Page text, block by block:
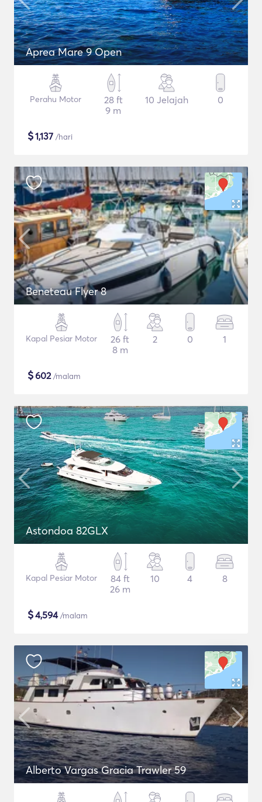
Aprea Mare 9 Open
Perahu Motor
28 ft
9 m
10 Jelajah 0
$1,137 /hari
Beneteau Flyer 8
Kapal Pesiar Motor
26 ft
8 m
2 0 1
$602/malam
Astondoa 82GLX
Kapal Pesiar Motor
84 ft
26 m
10 4 8
$4,594/malam
Alberto Vargas Gracia Trawler 59